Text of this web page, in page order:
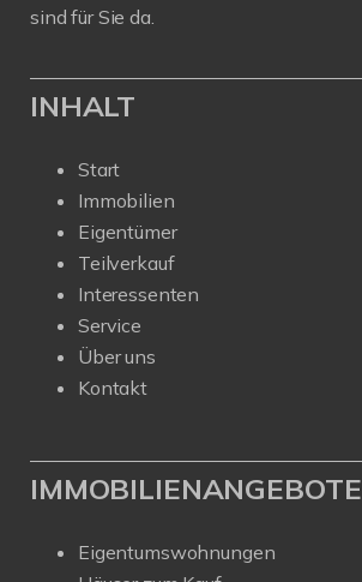
sind für Sie da.
INHALT
Start
Immobilien
Eigentümer
Teilverkauf
Interessenten
Service
Über uns
Kontakt
IMMOBILIENANGEBOTE
Eigentumswohnungen